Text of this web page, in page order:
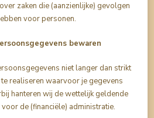
zaken die (aanzienlijke) gevolgen
voor personen.
bewaren
niet langer dan strikt
realiseren waarvoor je gegevens
hanteren wij de wettelijk geldende
de (financiële) administratie.